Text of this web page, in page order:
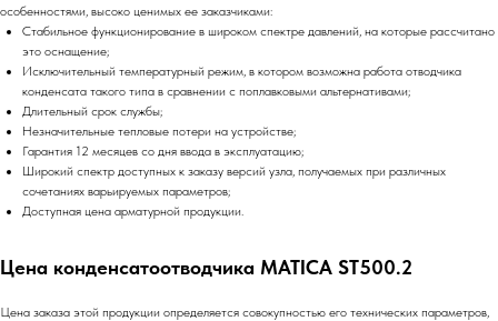
особенностями, высоко ценимых ее заказчиками:
Стабильное функционирование в широком спектре давлений, на которые рассчитано
это оснащение;
Исключительный температурный режим, в котором возможна работа отводчика
конденсата такого типа в сравнении с поплавковыми альтернативами;
Длительный срок службы;
Незначительные тепловые потери на устройстве;
Гарантия 12 месяцев со дня ввода в эксплуатацию;
Широкий спектр доступных к заказу версий узла, получаемых при различных
сочетаниях варьируемых параметров;
Доступная цена арматурной продукции.
Цена конденсатоотводчика MATICA ST500.2
Цена заказа этой продукции определяется совокупностью его технических параметров,